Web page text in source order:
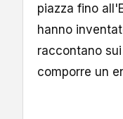
piazza fino
hanno
raccontano
comporre un